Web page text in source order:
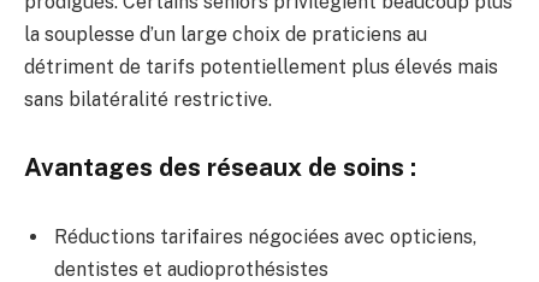
la souplesse d’un large choix de praticiens au
détriment de tarifs potentiellement plus élevés mais
sans bilatéralité restrictive.
Avantages des réseaux de soins :
Réductions tarifaires négociées avec opticiens,
dentistes et audioprothésistes